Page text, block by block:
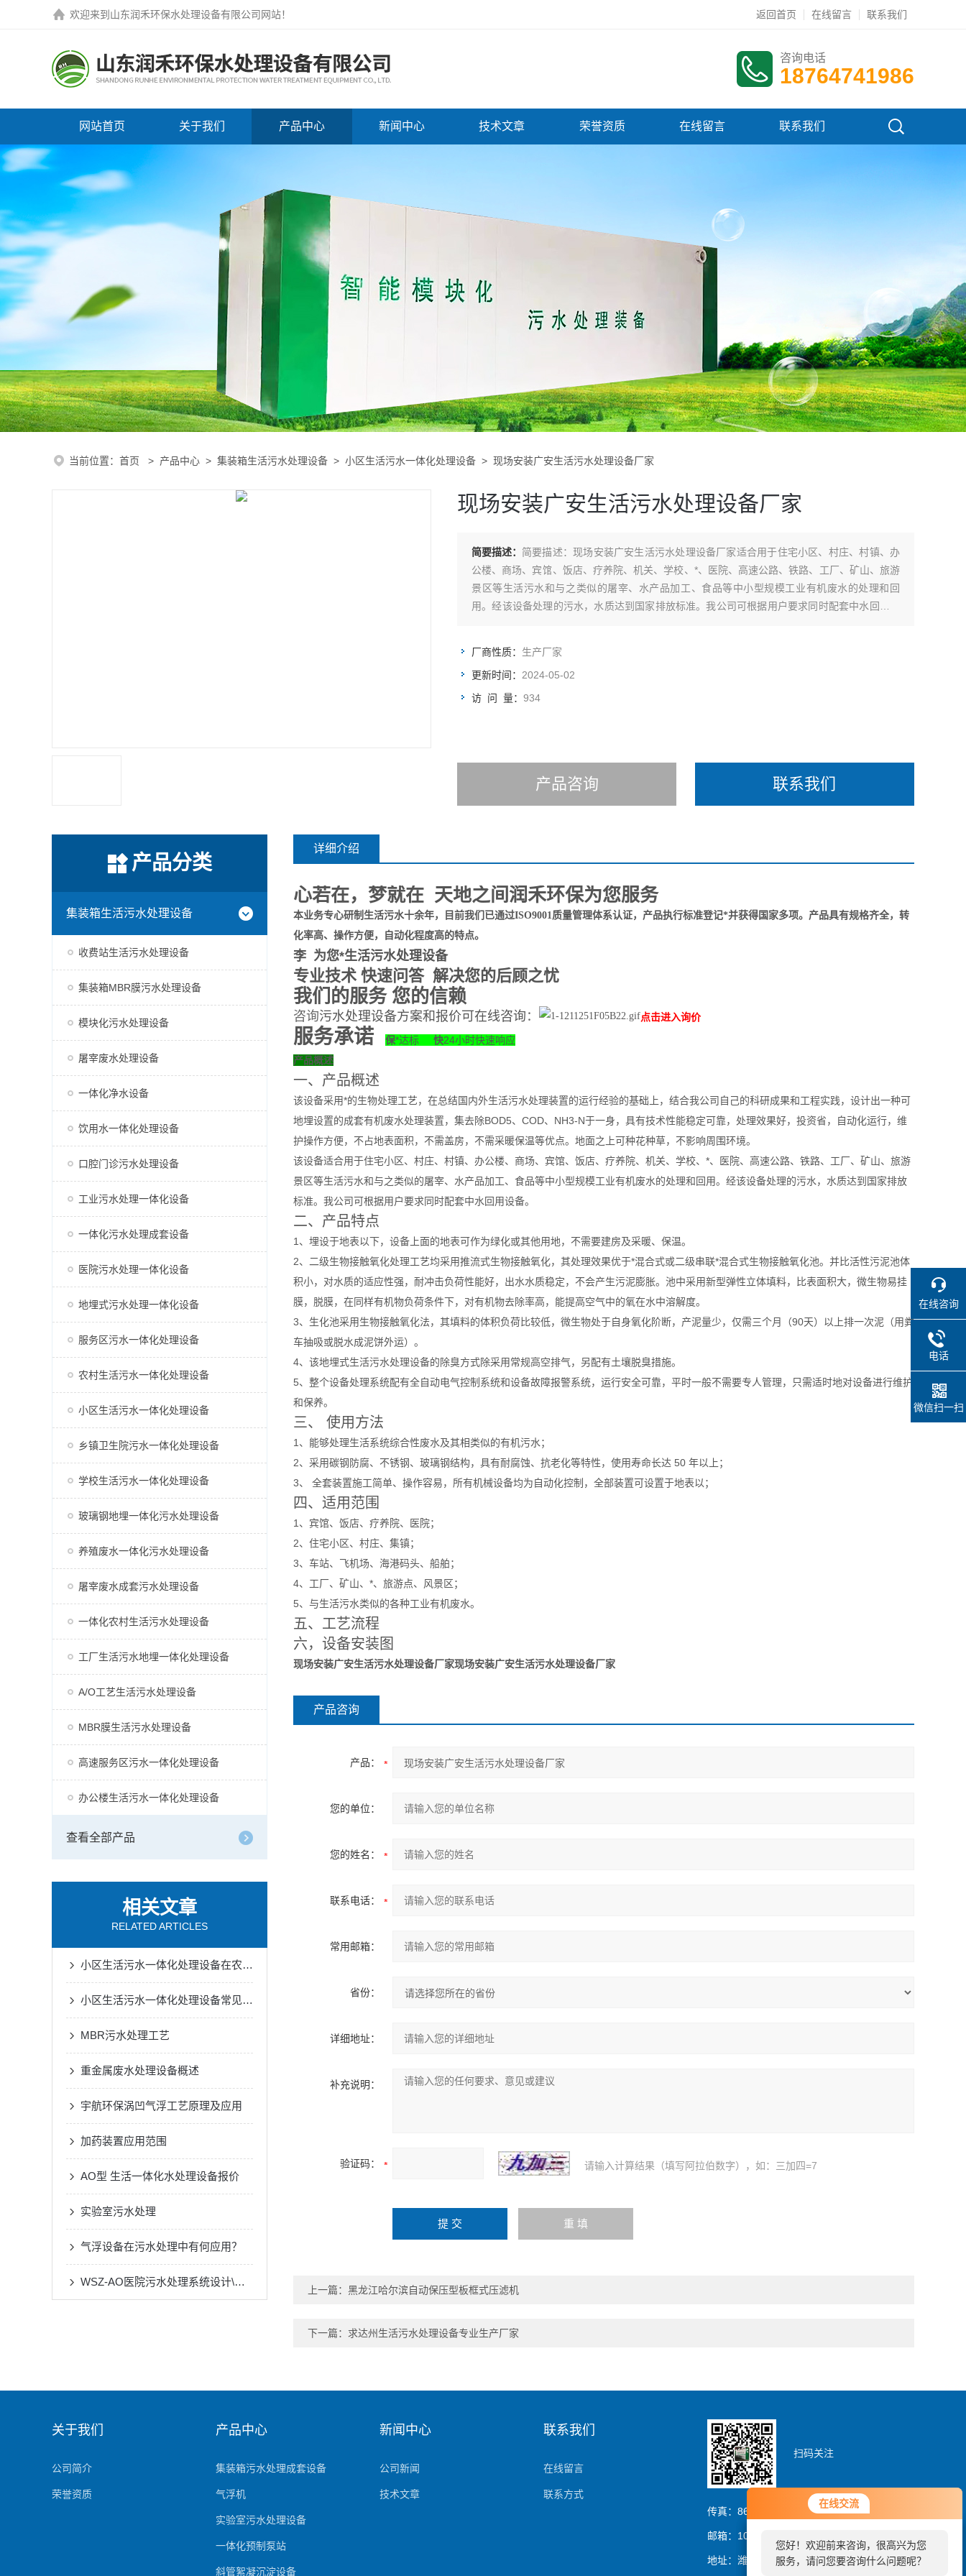
在线交流
您好！欢迎前来咨询，很高兴为您
服务，请问您要咨询什么问题呢？
您好，看您停留很久了，是否找到
了需求产品，您可以直接在线与我
在线交流
您好！欢迎前来咨询，很高兴为您
服务，请问您要咨询什么问题呢？
欢迎来到 山东润禾环保水处理设备有限公司网站！ 返回首页 在线留言 联系我们
咨询电话
18764741986
网站首页 关于我们 产品中心 新闻中心 技术文章 荣誉资质 在线留言 联系我们
当前位置： 首页 > 产品中心 > 集装箱生活污水处理设备 > 小区生活污水一体化处理设备 > 现场安装广安生活污水处理设备厂家
现场安装广安生活污水处理设备厂家
简要描述： 简要描述：现场安装广安生活污水处理设备厂家适合用于住宅小区、村庄、村镇、办
公楼、商场、宾馆、饭店、疗养院、机关、学校、*、医院、高速公路、铁路、工厂、矿山、旅游
景区等生活污水和与之类似的屠宰、水产品加工、食品等中小型规模工业有机废水的处理和回
用。经该设备处理的污水，水质达到国家排放标准。我公司可根据用户要求同时配套中水回用设
厂商性质： 生产厂家
更新时间： 2024-05-02
访 问 量： 934
产品咨询 联系我们
产品分类
集装箱生活污水处理设备
收费站生活污水处理设备
集装箱MBR膜污水处理设备
模块化污水处理设备
屠宰废水处理设备
一体化净水设备
饮用水一体化处理设备
口腔门诊污水处理设备
工业污水处理一体化设备
一体化污水处理成套设备
医院污水处理一体化设备
地埋式污水处理一体化设备
服务区污水一体化处理设备
农村生活污水一体化处理设备
小区生活污水一体化处理设备
乡镇卫生院污水一体化处理设备
学校生活污水一体化处理设备
玻璃钢地埋一体化污水处理设备
养殖废水一体化污水处理设备
屠宰废水成套污水处理设备
一体化农村生活污水处理设备
工厂生活污水地埋一体化处理设备
A/O工艺生活污水处理设备
MBR膜生活污水处理设备
高速服务区污水一体化处理设备
办公楼生活污水一体化处理设备
查看全部产品
相关文章
RELATED ARTICLES
小区生活污水一体化处理设备在农村污水处理的运用
小区生活污水一体化处理设备常见的故障有哪些
MBR污水处理工艺
重金属废水处理设备概述
宇航环保涡凹气浮工艺原理及应用
加药装置应用范围
AO型 生活一体化水处理设备报价
实验室污水处理
气浮设备在污水处理中有何应用？
WSZ-AO医院污水处理系统设计\施工
详细介绍
心若在，梦就在 天地之间润禾环保为您服务
本业务专心研制生活污水十余年，目前我们已通过ISO9001质量管理体系认证，产品执行标准登记*并获得国家多项。产品具有规格齐全，转
化率高、操作方便，自动化程度高的特点。
李 为您*生活污水处理设备
专业技术 快速问答 解决您的后顾之忧
我们的服务 您的信赖
咨询污水处理设备方案和报价可在线咨询 ： 点击进入询价
服务承诺 保*达标 快24小时快速响应
产品概述
一、产品概述
该设备采用*的生物处理工艺，在总结国内外生活污水处理装置的运行经验的基础上，结合我公司自己的科研成果和工程实践，设计出一种可
地埋设置的成套有机废水处理装置，集去除BOD5、COD、NH3-N于一身，具有技术性能稳定可靠，处理效果好，投资省，自动化运行，维
护操作方便，不占地表面积，不需盖房，不需采暖保温等优点。地面之上可种花种草，不影响周围环境。
该设备适合用于住宅小区、村庄、村镇、办公楼、商场、宾馆、饭店、疗养院、机关、学校、*、医院、高速公路、铁路、工厂、矿山、旅游
景区等生活污水和与之类似的屠宰、水产品加工、食品等中小型规模工业有机废水的处理和回用。经该设备处理的污水，水质达到国家排放
标准。我公司可根据用户要求同时配套中水回用设备。
二、产品特点
1、埋设于地表以下，设备上面的地表可作为绿化或其他用地，不需要建房及采暖、保温。
2、二级生物接触氧化处理工艺均采用推流式生物接触氧化，其处理效果优于*混合式或二级串联*混合式生物接触氧化池。并比活性污泥池体
积小，对水质的适应性强，耐冲击负荷性能好，出水水质稳定，不会产生污泥膨胀。池中采用新型弹性立体填料，比表面积大，微生物易挂
膜，脱膜，在同样有机物负荷条件下，对有机物去除率高，能提高空气中的氧在水中溶解度。
3、生化池采用生物接触氧化法，其填料的体积负荷比较低，微生物处于自身氧化阶断，产泥量少，仅需三个月（90天）以上排一次泥（用粪
车抽吸或脱水成泥饼外运）。
4、该地埋式生活污水处理设备的除臭方式除采用常规高空排气，另配有土壤脱臭措施。
5、整个设备处理系统配有全自动电气控制系统和设备故障报警系统，运行安全可靠，平时一般不需要专人管理，只需适时地对设备进行维护
和保养。
三、 使用方法
1、能够处理生活系统综合性废水及其相类似的有机污水；
2、采用碳钢防腐、不锈钢、玻璃钢结构，具有耐腐蚀、抗老化等特性，使用寿命长达 50 年以上；
3、 全套装置施工简单、操作容易，所有机械设备均为自动化控制，全部装置可设置于地表以；
四、适用范围
1、宾馆、饭店、疗养院、医院；
2、住宅小区、村庄、集镇；
3、车站、飞机场、海港码头、船舶；
4、工厂、矿山、*、旅游点、风景区；
5、与生活污水类似的各种工业有机废水。
五、工艺流程
六，设备安装图
现场安装广安生活污水处理设备厂家现场安装广安生活污水处理设备厂家
产品咨询
产品：
您的单位：
您的姓名：
联系电话：
常用邮箱：
省份：
详细地址：
补充说明：
验证码： 请输入计算结果（填写阿拉伯数字），如：三加四=7
上一篇： 黑龙江哈尔滨自动保压型板框式压滤机
下一篇： 求达州生活污水处理设备专业生产厂家
关于我们
公司简介
荣誉资质
产品中心
集装箱污水处理成套设备
气浮机
实验室污水处理设备
一体化预制泵站
斜管絮凝沉淀设备
新闻中心
公司新闻
技术文章
联系我们
在线留言
联系方式
扫码关注
传真：86-0536-8329837
邮箱：1054064394@qq.com
地址：潍坊市潍城区曼哈顿大厦
在线咨询
电话
微信扫一扫